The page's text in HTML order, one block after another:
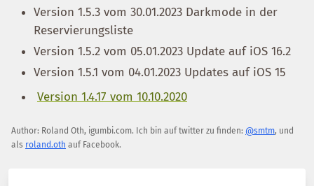
Version 1.5.3 vom 30.01.2023 Darkmode in der
Reservierungsliste
Version 1.5.2 vom 05.01.2023 Update auf iOS 16.2
Version 1.5.1 vom 04.01.2023 Updates auf iOS 15
Version 1.4.17 vom 10.10.2020
Author: Roland Oth, igumbi.com. Ich bin auf twitter zu finden: @smtm, und
als roland.oth auf Facebook.